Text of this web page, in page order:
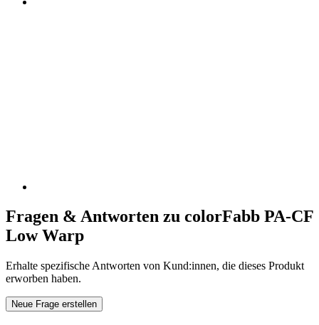
Fragen & Antworten zu colorFabb PA-CF
Low Warp
Erhalte spezifische Antworten von Kund:innen, die dieses Produkt
erworben haben.
Neue Frage erstellen